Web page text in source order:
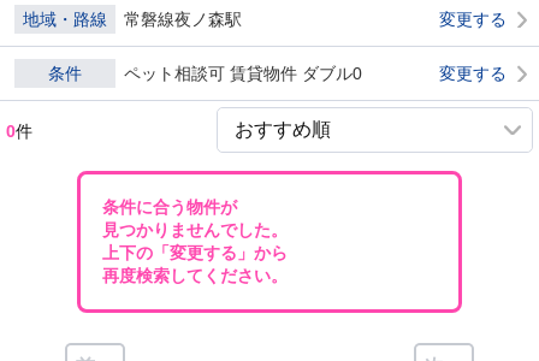
地域・路線 常磐線夜ノ森駅 変更する
条件 ペット相談可 賃貸物件 ダブル0 変更する
0件
条件に合う物件が
見つかりませんでした。
上下の「変更する」から
再度検索してください。